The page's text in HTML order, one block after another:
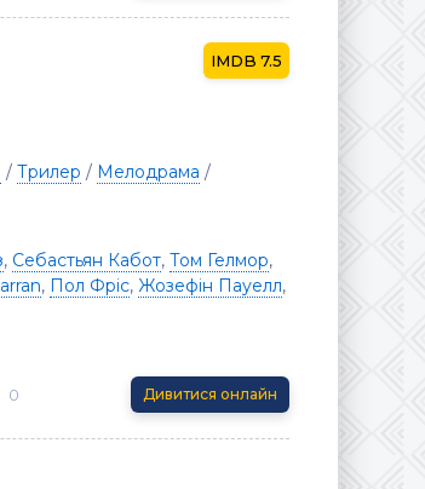
7.5
/ Трилер / Мелодрама /
, Себастьян Кабот, Том Гелмор,
, Пол Фріс, Жозефін Пауелл,
0 Дивитися онлайн